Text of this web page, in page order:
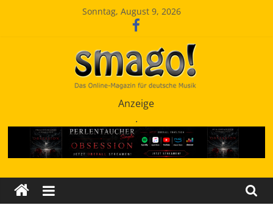
Sonntag, August 9, 2026
SchlagerMAGazinOnline
Anzeige
.